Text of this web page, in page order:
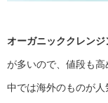
オーガニッククレンジ
が多いので、値段も
中では海外のものが